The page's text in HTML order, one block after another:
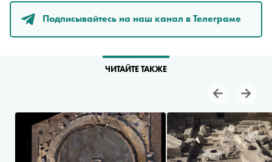
Подписывайтесь на наш канал в Телеграме
ЧИТАЙТЕ ТАКЖЕ